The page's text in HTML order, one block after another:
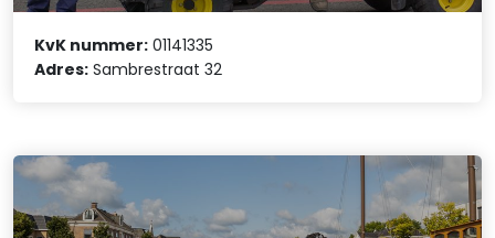
KvK nummer: 01141335
Adres: Sambrestraat 32